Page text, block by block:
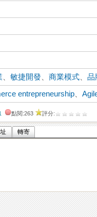
、敏捷開發 、商業模式 、品
entrepreneurship 、
點閱:263 評分:
轉寄